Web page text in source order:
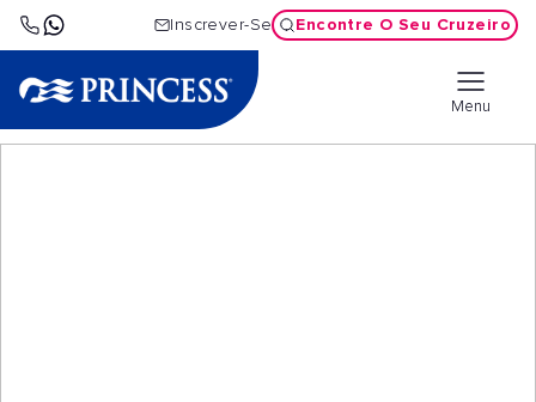
Inscrever-Se Encontre O Seu Cruzeiro
Menu